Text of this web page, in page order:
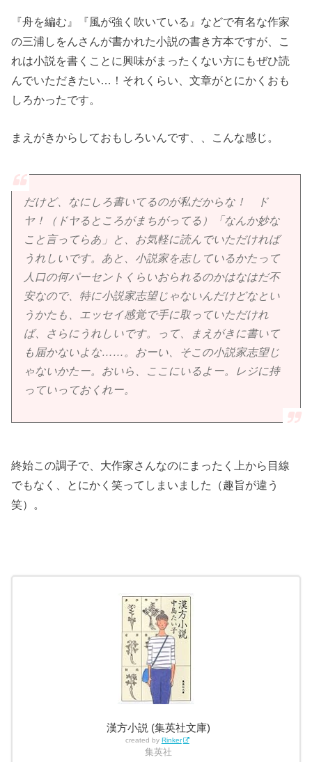
『舟を編む』『風が強く吹いている』などで有名な作家
の三浦しをんさんが書かれた小説の書き方本ですが、こ
れは小説を書くことに興味がまったくない方にもぜひ読
んでいただきたい…！それくらい、文章がとにかくおも
しろかったです。
まえがきからしておもしろいんです、、こんな感じ。
だけど、なにしろ書いてるのが私だからな！ ド
ヤ！（ドヤるところがまちがってる）「なんか妙な
こと言ってらあ」と、お気軽に読んでいただければ
うれしいです。あと、小説家を志しているかたって
人口の何パーセントくらいおられるのかはなはだ不
安なので、特に小説家志望じゃないんだけどなとい
うかたも、エッセイ感覚で手に取っていただけれ
ば、さらにうれしいです。って、まえがきに書いて
も届かないよな……。おーい、そこの小説家志望じ
ゃないかたー。おいら、ここにいるよー。レジに持
っていっておくれー。
終始この調子で、大作家さんなのにまったく上から目線
でもなく、とにかく笑ってしまいました（趣旨が違う
笑）。
漢方小説 (集英社文庫)
created by Rinker
集英社